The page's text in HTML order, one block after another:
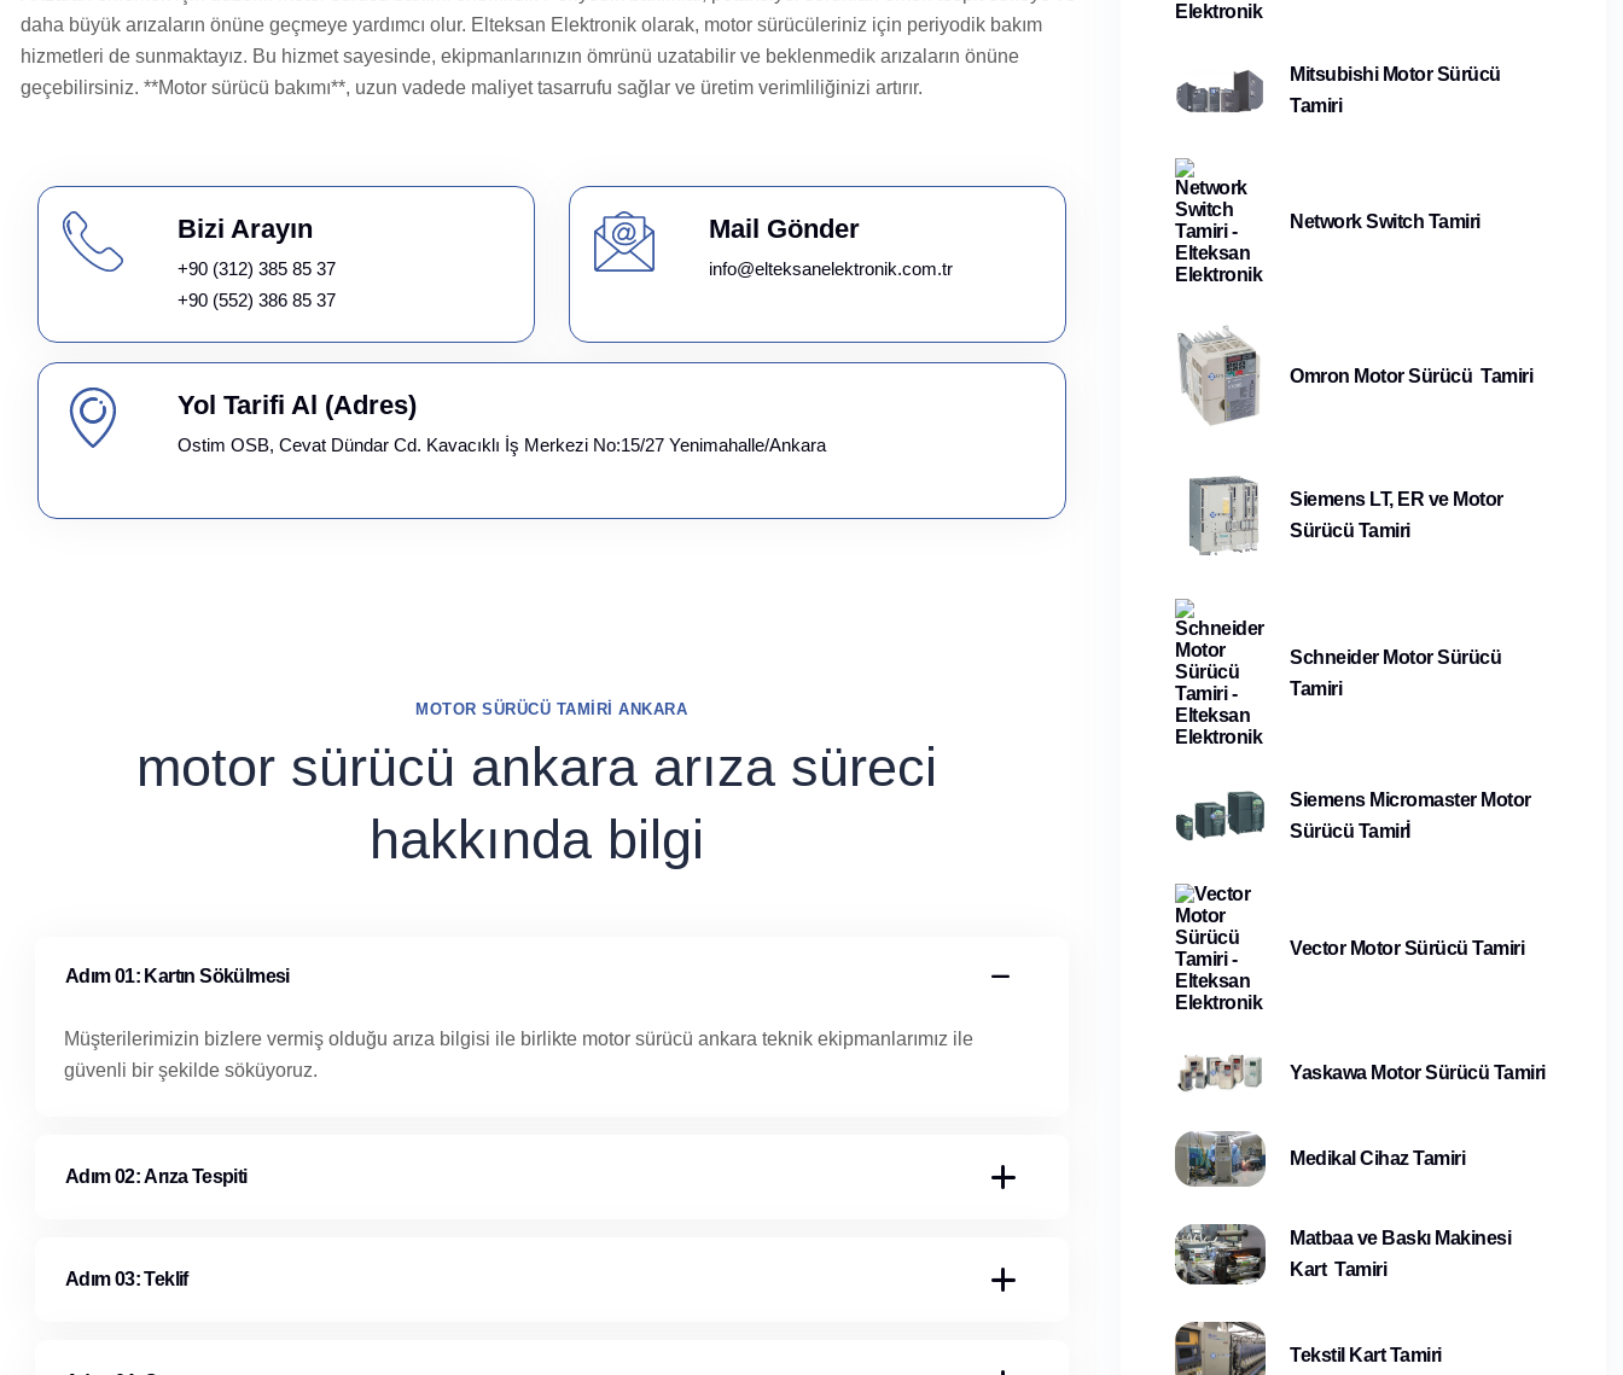
daha büyük arızaların önüne geçmeye yardımcı olur. Elteksan Elektronik olarak, motor sürücüleriniz için periyodik bakım
hizmetleri de sunmaktayız. Bu hizmet sayesinde, ekipmanlarınızın ömrünü uzatabilir ve beklenmedik arızaların önüne
geçebilirsiniz. **Motor sürücü bakımı**, uzun vadede maliyet tasarrufu sağlar ve üretim verimliliğinizi artırır.
Bizi Arayın
+90 (312) 385 85 37
+90 (552) 386 85 37
Mail Gönder
info@elteksanelektronik.com.tr
Yol Tarifi Al (Adres)
Ostim OSB, Cevat Dündar Cd. Kavacıklı İş Merkezi No:15/27 Yenimahalle/Ankara
MOTOR SÜRÜCÜ TAMIRI ANKARA
motor sürücü ankara arıza süreci
hakkında bilgi
Adım 01: Kartın Sökülmesi
Müşterilerimizin bizlere vermiş olduğu arıza bilgisi ile birlikte motor sürücü ankara teknik ekipmanlarımız ile
güvenli bir şekilde söküyoruz.
Adım 02: Arıza Tespiti
Adım 03: Teklif
Mitsubishi Motor Sürücü
Tamiri
Network Switch Tamiri
Omron Motor Sürücü Tamiri
Siemens LT, ER ve Motor
Sürücü Tamiri
Schneider Motor Sürücü
Tamiri
Siemens Micromaster Motor
Sürücü Tamirİ
Vector Motor Sürücü Tamiri
Yaskawa Motor Sürücü Tamiri
Medikal Cihaz Tamiri
Matbaa ve Baskı Makinesi
Kart Tamiri
Tekstil Kart Tamiri